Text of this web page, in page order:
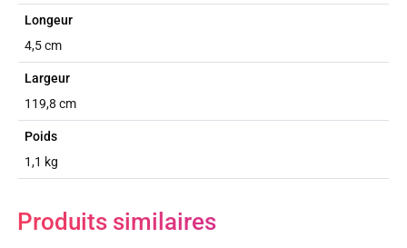
Longeur
4,5 cm
Largeur
119,8 cm
Poids
1,1 kg
Produits similaires